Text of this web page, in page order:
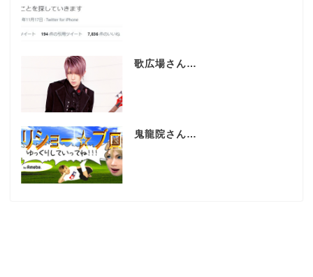
歌広場さん…
鬼龍院さん…